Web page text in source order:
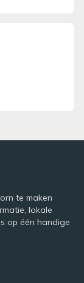
te maken
lokale
op één handige